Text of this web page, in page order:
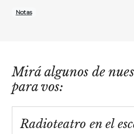
Notas
Mirá algunos de
para vos:
Radioteatro en el